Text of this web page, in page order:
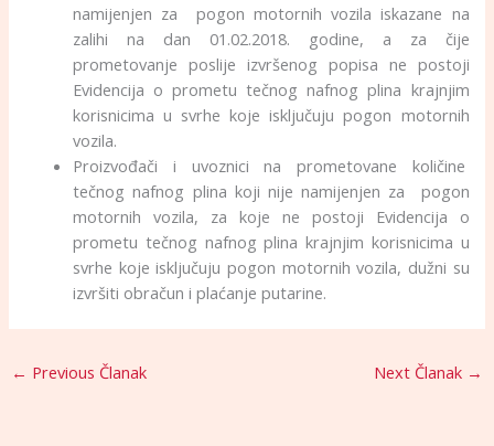
namijenjen za pogon motornih vozila iskazane na
zalihi na dan 01.02.2018. godine, a za čije
prometovanje poslije izvršenog popisa ne postoji
Evidencija o prometu tečnog nafnog plina krajnjim
korisnicima u svrhe koje isključuju pogon motornih
vozila.
Proizvođači i uvoznici na prometovane količine
tečnog nafnog plina koji nije namijenjen za pogon
motornih vozila, za koje ne postoji Evidencija o
prometu tečnog nafnog plina krajnjim korisnicima u
svrhe koje isključuju pogon motornih vozila, dužni su
izvršiti obračun i plaćanje putarine.
← Previous Članak Next Članak →